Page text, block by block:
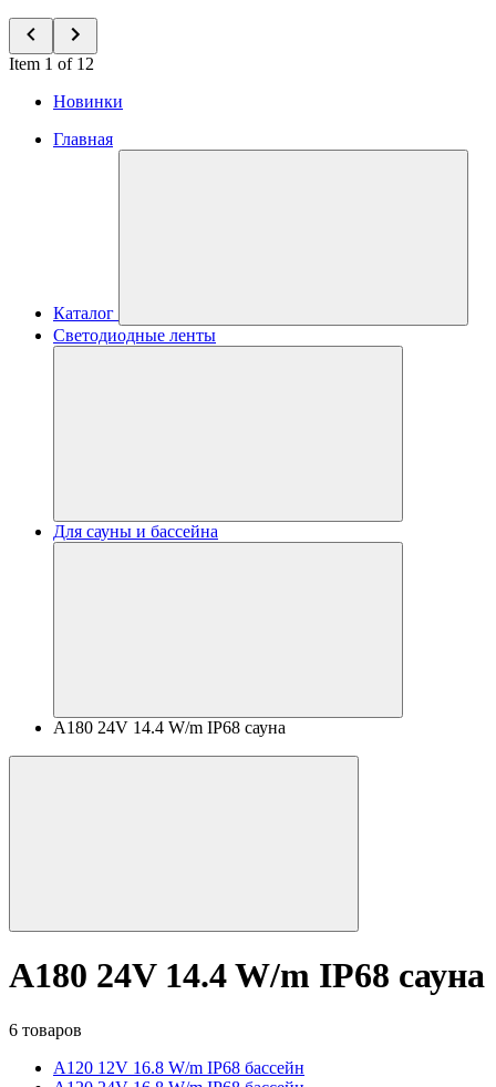
Item 1 of 12
Новинки
Главная
Каталог
Светодиодные ленты
Для сауны и бассейна
A180 24V 14.4 W/m IP68 сауна
A180 24V 14.4 W/m IP68 сауна
6 товаров
A120 12V 16.8 W/m IP68 бассейн